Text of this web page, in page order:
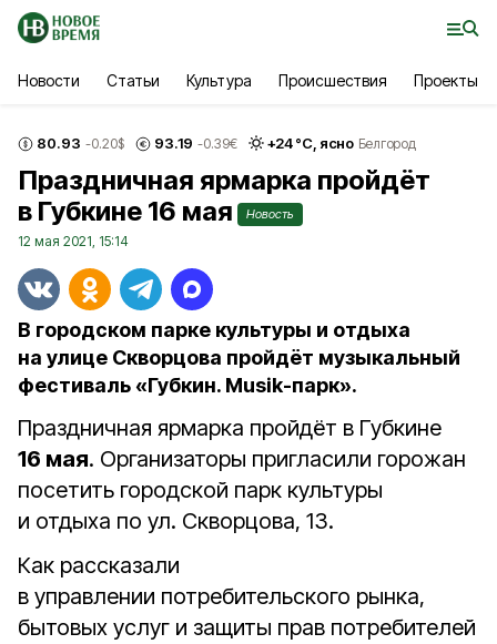
Новости Статьи Культура Происшествия Проекты
80.93 -0.20$ 93.19 -0.39€ +24°С, ясно Белгород
Праздничная ярмарка пройдёт
в Губкине 16 мая
Новость
12 мая 2021, 15:14
В городском парке культуры и отдыха
на улице Скворцова пройдёт музыкальный
фестиваль «Губкин. Musik-парк».
Праздничная ярмарка пройдёт в Губкине
16 мая. Организаторы пригласили горожан
посетить городской парк культуры
и отдыха по ул. Скворцова, 13.
Как рассказали
в управлении потребительского рынка,
бытовых услуг и защиты прав потребителей